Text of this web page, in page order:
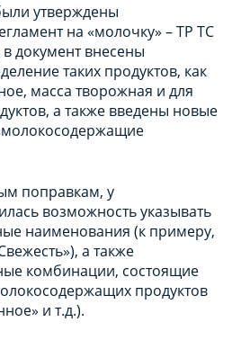
утверждены
на «молочку» – ТР ТС
документ внесены
таких продуктов, как
масса творожная и для
а также введены новые
поправкам, у
возможность указывать
наименования (к примеру,
а также
комбинации, состоящие
продуктов
и т.д.).